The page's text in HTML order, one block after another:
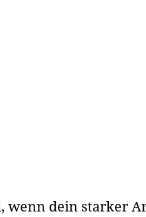
wenn dein starker